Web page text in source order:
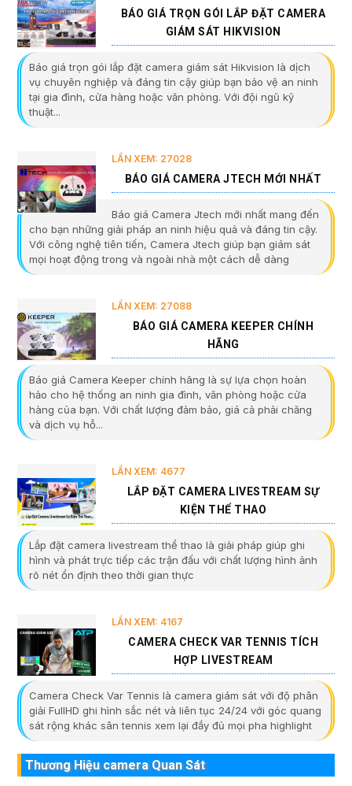
BÁO GIÁ TRỌN GÓI LẮP ĐẶT CAMERA
GIÁM SÁT HIKVISION
Báo giá trọn gói lắp đặt camera giám sát Hikvision là dịch
vụ chuyên nghiệp và đáng tin cậy giúp bạn bảo vệ an ninh
tại gia đình, cửa hàng hoặc văn phòng. Với đội ngũ kỹ
thuật...
LẦN XEM: 27028
BÁO GIÁ CAMERA JTECH MỚI NHẤT
Báo giá Camera Jtech mới nhất mang đến
cho bạn những giải pháp an ninh hiệu quả và đáng tin cậy.
Với công nghệ tiên tiến, Camera Jtech giúp bạn giám sát
mọi hoạt động trong và ngoài nhà một cách dễ dàng
LẦN XEM: 27088
BÁO GIÁ CAMERA KEEPER CHÍNH
HÃNG
Báo giá Camera Keeper chính hãng là sự lựa chọn hoàn
hảo cho hệ thống an ninh gia đình, văn phòng hoặc cửa
hàng của bạn. Với chất lượng đảm bảo, giá cả phải chăng
và dịch vụ hỗ...
LẦN XEM: 4677
LẮP ĐẶT CAMERA LIVESTREAM SỰ
KIỆN THỂ THAO
Lắp đặt camera livestream thể thao là giải pháp giúp ghi
hình và phát trực tiếp các trận đấu với chất lượng hình ảnh
rõ nét ổn định theo thời gian thực
LẦN XEM: 4167
CAMERA CHECK VAR TENNIS TÍCH
HỢP LIVESTREAM
Camera Check Var Tennis là camera giám sát với độ phân
giải FullHD ghi hình sắc nét và liên tục 24/24 với góc quang
sát rộng khác sân tennis xem lại đầy đủ mọi pha highlight
Thương Hiệu camera Quan Sát